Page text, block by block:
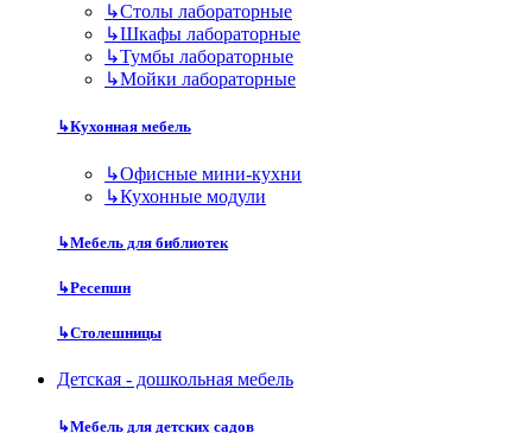
↳Столы лабораторные
↳Шкафы лабораторные
↳Тумбы лабораторные
↳Мойки лабораторные
↳Кухонная мебель
↳Офисные мини-кухни
↳Кухонные модули
↳Мебель для библиотек
↳Ресепшн
↳Столешницы
Детская - дошкольная мебель
↳Мебель для детских садов